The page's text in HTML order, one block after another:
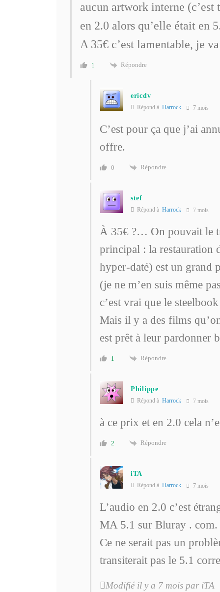
aucun artwork interne
en 2.0 alors qu’elle était en
A 35€ c’est lamentable, je
1 Répondre
ericdv
Répond à Harrock 7 mois
C’est pour ça que j’ai
offre.
0 Répondre
stef
Répond à Harrock 7 mois
À 35€ ?… On pouvait le
principal : la restauration
hyper-daté) est un
(je ne m’en suis même
c’est vrai que le
Mais il y a des films
est prêt à leur pardonner
1 Répondre
Philippe
Répond à Harrock 7 mois
à ce prix et en 2.0 cela
2 Répondre
iTA
Répond à Harrock 7 mois
L’audio en 2.0 c’est
MA 5.1 sur Bluray .
Ce ne serait pas un
transiterait pas le 5.1
Modifié il y a 7 mois par iTA